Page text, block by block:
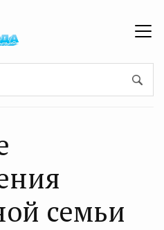
семьи